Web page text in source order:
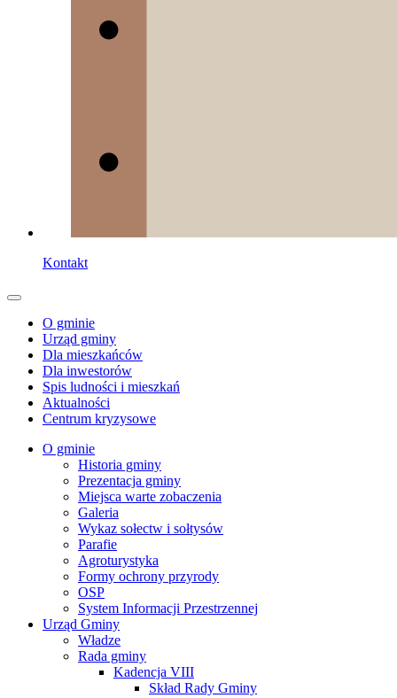
Kontakt
O gminie
Urząd gminy
Dla mieszkańców
Dla inwestorów
Spis ludności i mieszkań
Aktualności
Centrum kryzysowe
O gminie
Historia gminy
Prezentacja gminy
Miejsca warte zobaczenia
Galeria
Wykaz sołectw i sołtysów
Parafie
Agroturystyka
Formy ochrony przyrody
OSP
System Informacji Przestrzennej
Urząd Gminy
Władze
Rada gminy
Kadencja VIII
Skład Rady Gminy